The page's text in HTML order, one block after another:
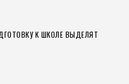
К ШКОЛЕ ВЫДЕЛЯТ